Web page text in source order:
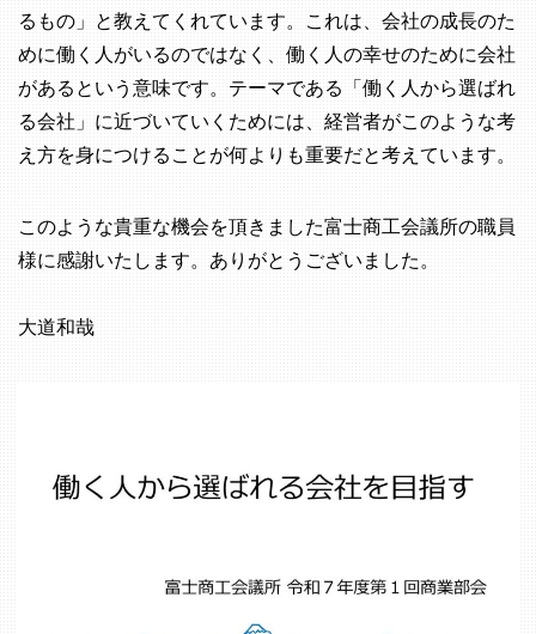
るもの」と教えてくれています。これは、会社の成長のた
めに働く人がいるのではなく、働く人の幸せのために会社
があるという意味です。テーマである「働く人から選ばれ
る会社」に近づいていくためには、経営者がこのような考
え方を身につけることが何よりも重要だと考えています。
このような貴重な機会を頂きました富士商工会議所の職員
様に感謝いたします。ありがとうございました。
大道和哉